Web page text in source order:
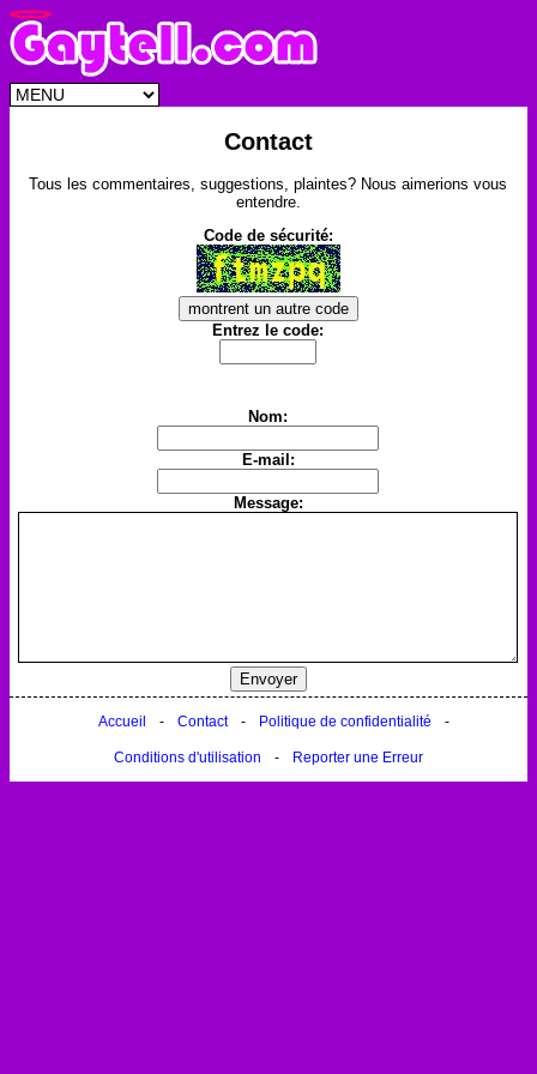
Contact
Tous les commentaires, suggestions, plaintes? Nous aimerions vous
entendre.
Code de sécurité:
Entrez le code:
Nom:
E-mail:
Message:
Accueil - Contact - Politique de confidentialité -
Conditions d'utilisation - Reporter une Erreur